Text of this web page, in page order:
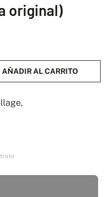
original)
AÑADIR AL CARRITO